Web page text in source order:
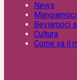
News
Beviamoci
Cultura
Come va il